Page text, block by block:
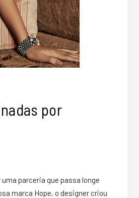
por
uma parceria que passa longe
marca Hope, o designer criou